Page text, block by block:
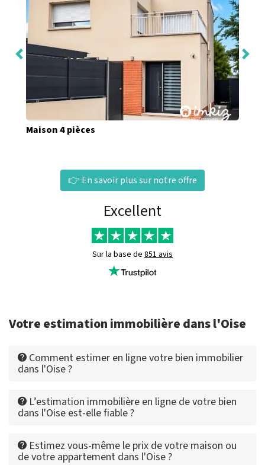
Maison 4 pièces
👉 En savoir plus sur notre offre
Excellent
Sur la base de 851 avis
Votre estimation immobilière dans l'Oise
Comment estimer en ligne votre bien immobilier
dans l'Oise ?
L’estimation immobilière en ligne de votre bien
dans l'Oise est-elle fiable ?
Estimez vous-même le prix de votre maison ou
de votre appartement dans l'Oise ?